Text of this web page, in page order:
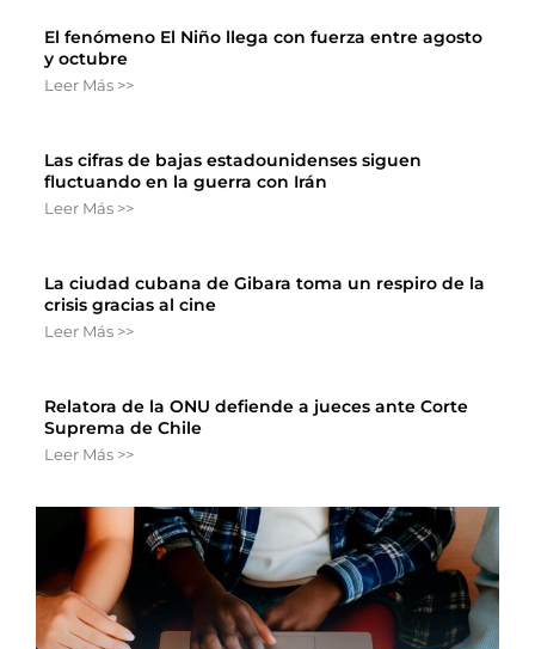
El fenómeno El Niño llega con fuerza entre agosto
y octubre
Leer Más >>
Las cifras de bajas estadounidenses siguen
fluctuando en la guerra con Irán
Leer Más >>
La ciudad cubana de Gibara toma un respiro de la
crisis gracias al cine
Leer Más >>
Relatora de la ONU defiende a jueces ante Corte
Suprema de Chile
Leer Más >>